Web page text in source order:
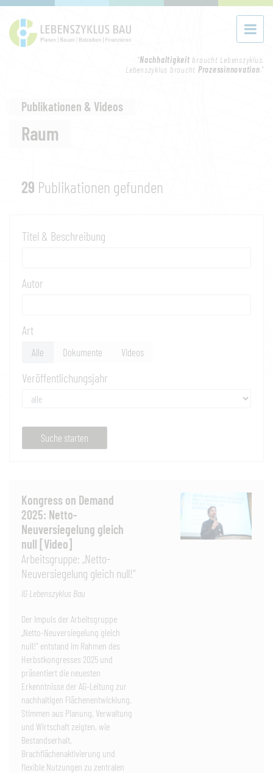
"Nachhaltigkeit braucht Lebenszyklus.
Lebenszyklus braucht Prozessinnovation."
Publikationen & Videos
Raum
29 Publikationen gefunden
Titel & Beschreibung
Autor
Art
Alle Dokumente Videos
Veröffentlichungsjahr
Suche starten
Kongress on Demand
2025: Netto-
Neuversiegelung gleich
null [Video]
Arbeitsgruppe: „Netto-
Neuversiegelung gleich null!“
IG Lebenszyklus Bau
Der Impuls der Arbeitsgruppe
„Netto-Neuversiegelung gleich
null!“ entstand im Rahmen des
Herbstkongresses 2025 und
präsentiert die neuesten
Erkenntnisse der AG-Leitung zur
nachhaltigen Flächenentwicklung.
Stimmen aus Planung, Verwaltung
und Wirtschaft zeigten, wie
Bestandserhalt,
Brachflächenaktivierung und
flexible Nutzungen zu zentralen